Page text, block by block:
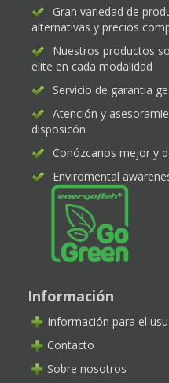
Gran variedad de
alternativas y precios
Nuestros productos
elite en cada modalidad
Servicio de garantia
Atención y
disposicón
Conózcanos mejor y
Enviromental
Información
Información para el
Contacto
Sobre nosotros